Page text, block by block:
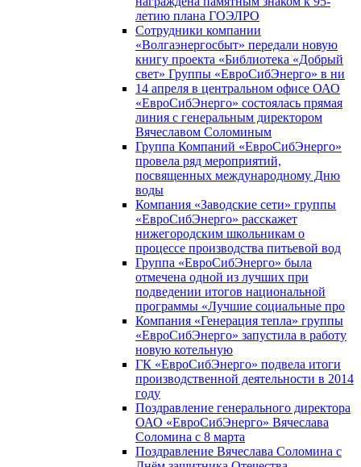
летию плана ГОЭЛРО
Сотрудники компании
«Волгаэнергосбыт» передали новую
книгу проекта «Библиотека «Добрый
свет» Группы «ЕвроСибЭнерго» в ни
14 апреля в центральном офисе ОАО
«ЕвроСибЭнерго» состоялась прямая
линия с генеральным директором
Вячеславом Соломиным
Группа Компаний «ЕвроСибЭнерго»
провела ряд мероприятий,
посвященных международному Дню
воды
Компания «Заводские сети» группы
«ЕвроСибЭнерго» расскажет
нижегородским школьникам о
процессе производства питьевой вод
Группа «ЕвроСибЭнерго» была
отмечена одной из лучших при
подведении итогов национальной
программы «Лучшие социальные про
Компания «Генерация тепла» группы
«ЕвроСибЭнерго» запустила в работу
новую котельную
ГК «ЕвроСибЭнерго» подвела итоги
производственной деятельности в 2014
году
Поздравление генерального директора
ОАО «ЕвроСибЭнерго» Вячеслава
Соломина с 8 марта
Поздравление Вячеслава Соломина с